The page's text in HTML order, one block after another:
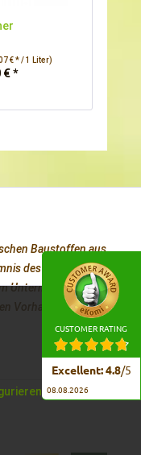
€ * / 1 Liter)
€ *
Baustoffen aus
des Erfolges ist
Unternehmen.
Vorhaben im
CUSTOMER RATING
Excellent: 4.8/5
08.08.2026